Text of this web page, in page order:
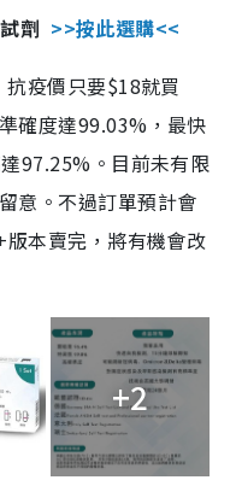
劑 >>按此選購<<
疫價只要$18就買
確度達99.03%，最快
97.25%。目前未有限
意。不過訂單預計會
本賣完，將有機會改
+2